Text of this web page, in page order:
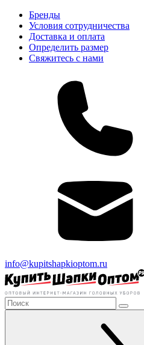
Бренды
Условия сотрудничества
Доставка и оплата
Определить размер
Свяжитесь с нами
info@kupitshapkioptom.ru